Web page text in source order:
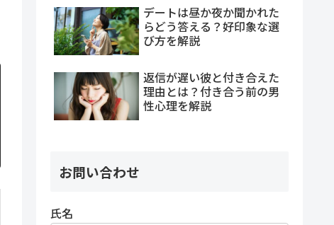
デートは昼か夜か聞かれた
らどう答える？好印象な選
び方を解説
返信が遅い彼と付き合えた
理由とは？付き合う前の男
性心理を解説
お問い合わせ
氏名